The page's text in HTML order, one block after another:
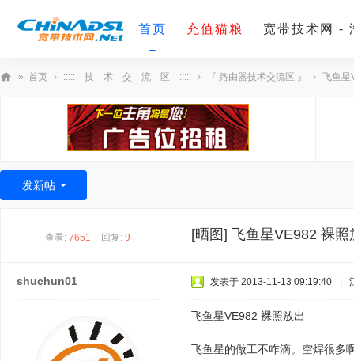
首页 充值猫粮 宽带技术网 -
术
» 首页 › ::::: 技 术 交 流 区 ::::: › 『 路由器技术交流区 』 › 飞鱼星
发新帖
查看: 7651 回复: 9 [晒图] 飞鱼星VE982 裸照
shuchun01 发表于 2013-11-13 09:19:40
飞鱼星VE982 裸照放出
飞鱼星的做工不咋滴。空焊很多